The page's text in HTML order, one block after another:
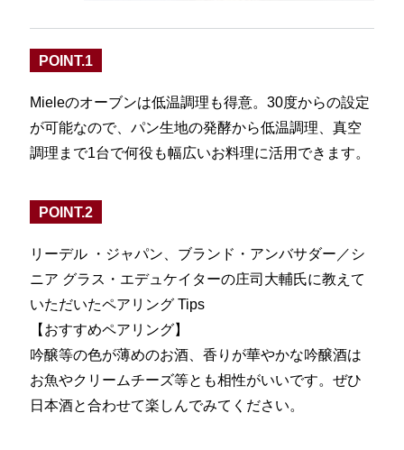
POINT.1
Mieleのオーブンは低温調理も得意。30度からの設定
が可能なので、パン生地の発酵から低温調理、真空
調理まで1台で何役も幅広いお料理に活用できます。
POINT.2
リーデル ・ジャパン、ブランド・アンバサダー／シ
ニア グラス・エデュケイターの庄司大輔氏に教えて
いただいたペアリング Tips
【おすすめペアリング】
吟醸等の色が薄めのお酒、香りが華やかな吟醸酒は
お魚やクリームチーズ等とも相性がいいです。ぜひ
日本酒と合わせて楽しんでみてください。